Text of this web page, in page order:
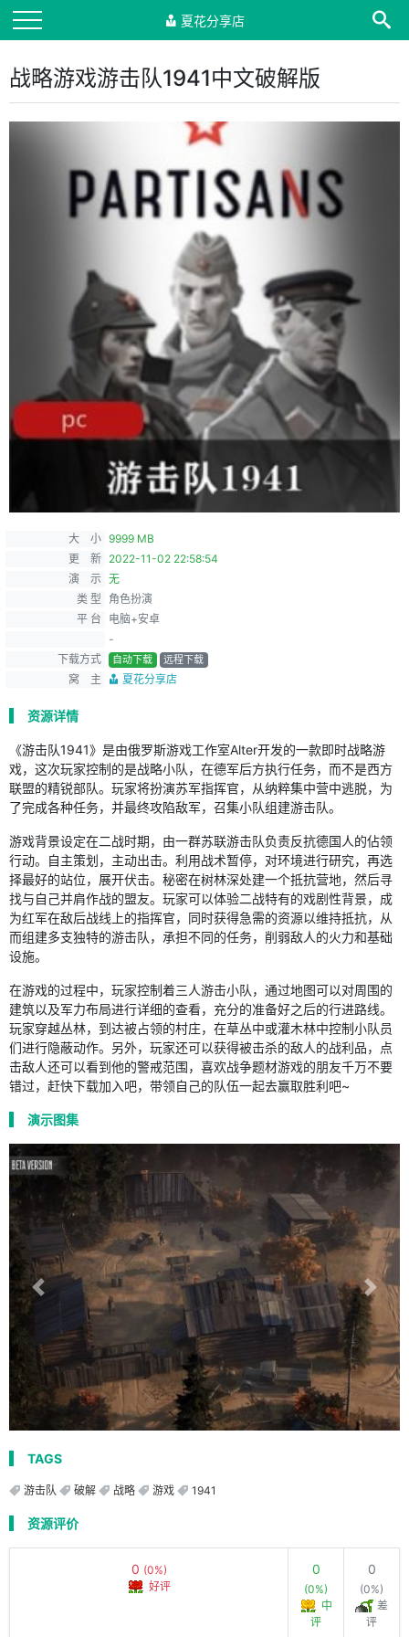
夏花分享店
战略游戏游击队1941中文破解版
大 小 9999 MB
更 新 2022-11-02 22:58:54
演 示 无
类 型
角色扮演
平 台
电脑+安卓
-
下载方式
自动下载 远程下载
窝 主 夏花分享店
资源详情
《游击队1941》是由俄罗斯游戏工作室Alter开发的一款即时战略游
戏，这次玩家控制的是战略小队，在德军后方执行任务，而不是西方
联盟的精锐部队。玩家将扮演苏军指挥官，从纳粹集中营中逃脱，为
了完成各种任务，并最终攻陷敌军，召集小队组建游击队。
游戏背景设定在二战时期，由一群苏联游击队负责反抗德国人的佔领
行动。自主策划，主动出击。利用战术暂停，对环境进行研究，再选
择最好的站位，展开伏击。秘密在树林深处建一个抵抗营地，然后寻
找与自己并肩作战的盟友。玩家可以体验二战特有的戏剧性背景，成
为红军在敌后战线上的指挥官，同时获得急需的资源以维持抵抗，从
而组建多支独特的游击队，承担不同的任务，削弱敌人的火力和基础
设施。
在游戏的过程中，玩家控制着三人游击小队，通过地图可以对周围的
建筑以及军力布局进行详细的查看，充分的准备好之后的行进路线。
玩家穿越丛林，到达被占领的村庄，在草丛中或灌木林中控制小队员
们进行隐蔽动作。另外，玩家还可以获得被击杀的敌人的战利品，点
击敌人还可以看到他的警戒范围，喜欢战争题材游戏的朋友千万不要
错过，赶快下载加入吧，带领自己的队伍一起去赢取胜利吧~
演示图集
TAGS
游击队 破解 战略 游戏 1941
资源评价
0 (0%)
好评
0
(0%)
中
评
0
(0%)
差
评